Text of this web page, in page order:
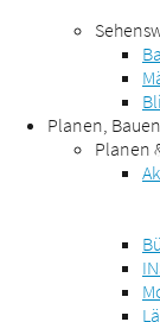
Planen,
Planen